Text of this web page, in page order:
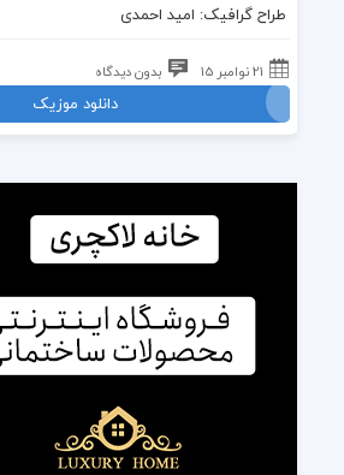
طراح گرافیک: امید احمدی
21 نوامبر 15 بدون دیدگاه
دانلود موزیک